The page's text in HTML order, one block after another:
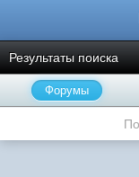
Результаты поиска
Форумы